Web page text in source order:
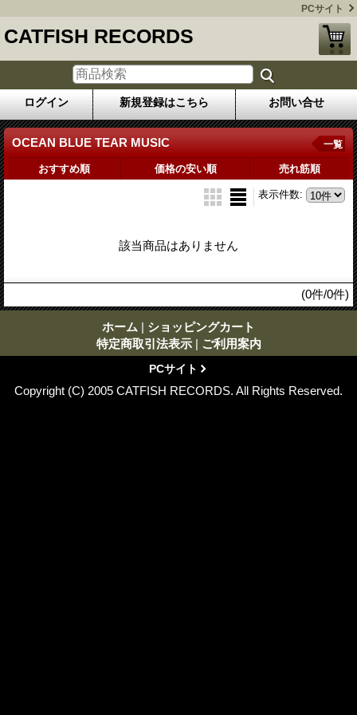
PCサイト
CATFISH RECORDS
ログイン 新規登録はこちら お問い合せ
OCEAN BLUE TEAR MUSIC 一覧
おすすめ順 価格の安い順 売れ筋順
表示件数:
該当商品はありません
(0件/0件)
ホーム | ショッピングカート
特定商取引法表示 | ご利用案内
PCサイト
Copyright (C) 2005 CATFISH RECORDS. All Rights Reserved.